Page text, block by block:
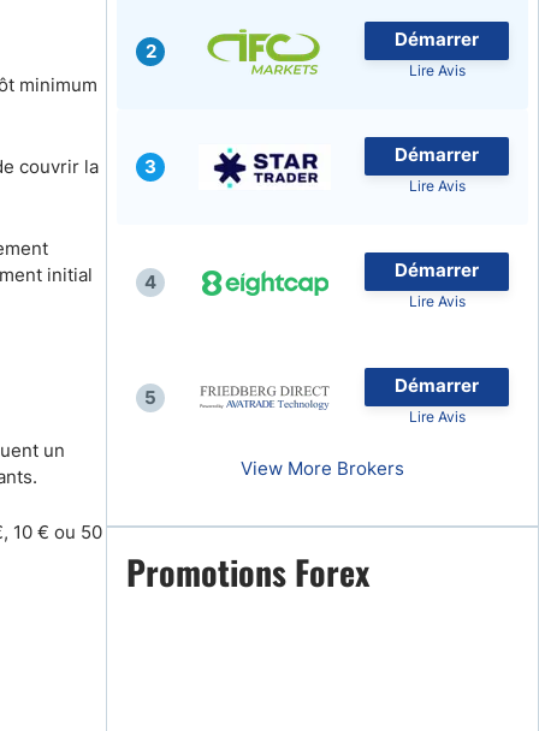
minimum
couvrir la
initial
un
10 € ou 50
2
Démarrer
Lire Avis
3
Démarrer
Lire Avis
4
Démarrer
Lire Avis
5
Démarrer
Lire Avis
View More Brokers
Promotions Forex